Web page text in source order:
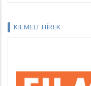
KIEMELT HÍREK